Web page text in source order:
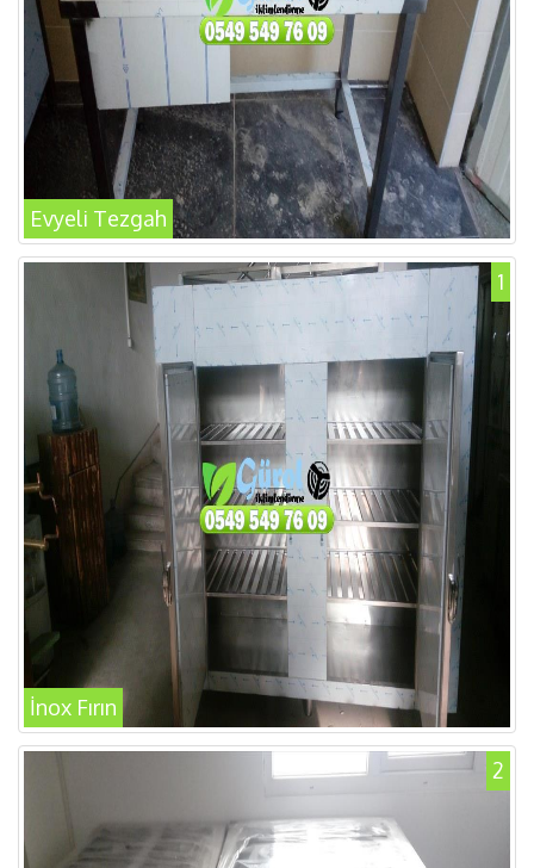
Evyeli Tezgah
1
İnox Fırın
2